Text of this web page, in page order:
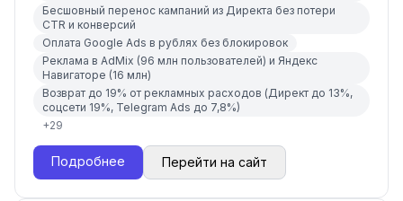
Бесшовный перенос кампаний из Директа без потери
CTR и конверсий
Оплата Google Ads в рублях без блокировок
Реклама в AdMix (96 млн пользователей) и Яндекс
Навигаторе (16 млн)
Возврат до 19% от рекламных расходов (Директ до 13%,
соцсети 19%, Telegram Ads до 7,8%)
+29
Подробнее Перейти на сайт